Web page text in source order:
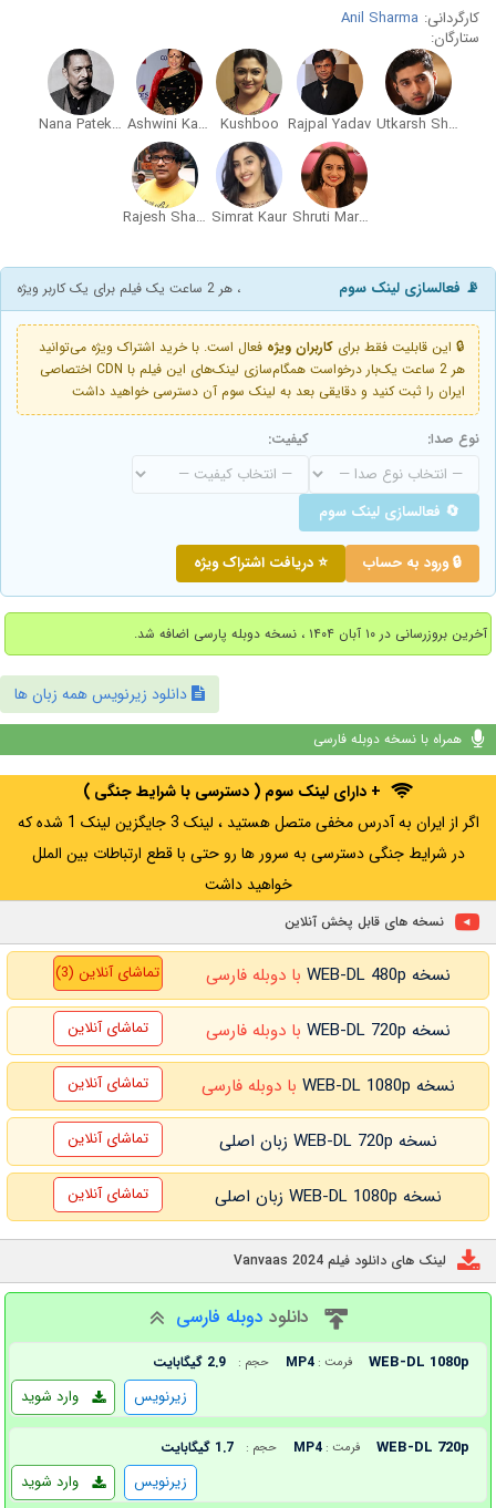
کارگردانی: Anil Sharma
ستارگان:
Utkarsh Sharma
Rajpal Yadav
Kushboo
Ashwini Kalsekar
Nana Patekar
Shruti Marathe
Simrat Kaur
Rajesh Sharma
📡 فعالسازی لینک سوم ، هر 2 ساعت یک فیلم برای یک کاربر ویژه
🔒 این قابلیت فقط برای کاربران ویژه فعال است. با خرید اشتراک ویژه می‌توانید
هر 2 ساعت یک‌بار درخواست همگام‌سازی لینک‌های این فیلم با CDN اختصاصی
ایران را ثبت کنید و دقایقی بعد به لینک سوم آن دسترسی خواهید داشت
نوع صدا: کیفیت:
🔄 فعالسازی لینک سوم
🔒 ورود به حساب ⭐ دریافت اشتراک ویژه
آخرین بروزرسانی در ۱۰ آبان ۱۴۰۴ ، نسخه دوبله پارسی اضافه شد.
دانلود زیرنویس همه زبان ها
همراه با نسخه دوبله فارسی
+ دارای لینک سوم ( دسترسی با شرایط جنگی )
اگر از ایران به آدرس مخفی متصل هستید ، لینک 3 جایگزین لینک 1 شده که
در شرایط جنگی دسترسی به سرور ها رو حتی با قطع ارتباطات بین الملل
خواهید داشت
نسخه های قابل پخش آنلاین
نسخه WEB-DL 480p با دوبله فارسی تماشای آنلاین (3)
نسخه WEB-DL 720p با دوبله فارسی تماشای آنلاین
نسخه WEB-DL 1080p با دوبله فارسی تماشای آنلاین
نسخه WEB-DL 720p زبان اصلی تماشای آنلاین
نسخه WEB-DL 1080p زبان اصلی تماشای آنلاین
لینک های دانلود فیلم Vanvaas 2024
دانلود دوبله فارسی
WEB-DL 1080p فرمت : MP4 حجم : 2.9 گیگابایت
وارد شوید زیرنویس
WEB-DL 720p فرمت : MP4 حجم : 1.7 گیگابایت
وارد شوید زیرنویس